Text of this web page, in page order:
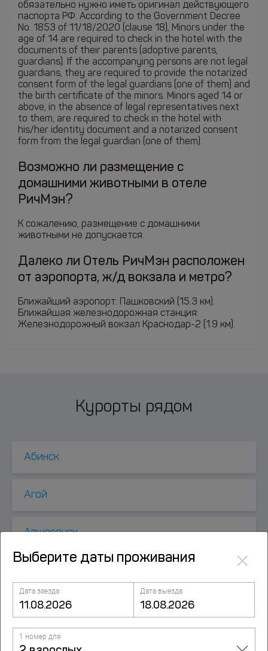
обязательно нужно иметь оригинал действующего
паспорта РФ. According to the Government Decree
No. 1853 of 11/18/2020 (clause 18), Minors under the
age of 14 are required to check in the hotel with the
documents of their parents (adoptive parents,
guardians). If the accompanying persons are not legal
guardians, they are required to provide the notarized
consent form of the legal guardians (one of them) and
the birth certificate of the minors. Minors aged 14 or
above, in the absence of legal representatives next
to them, are required to check in the hotel with
his/her identity document and a notarized consent
form from the legal guardian (one of them).
Возможно ли размещение с
домашними животными в отеле
РичМэн?
К сожалению, размещение с домашними
животными не допускается.
Далеко ли Отель РичМэн расположен
от аэропорта, ж/д вокзала и метро?
Ближайший аэропорт: Пашковский (15.3 км).
Ближайшая железнодорожная станция:
Железнодорожный вокзал Краснодар-2 (1.9 км).
Курорты рядом
Абинск
Агой
Апшеронск
Афипский
Безымянное
Выберите даты проживания ×
Дата заезда Дата выезда
1 номер для